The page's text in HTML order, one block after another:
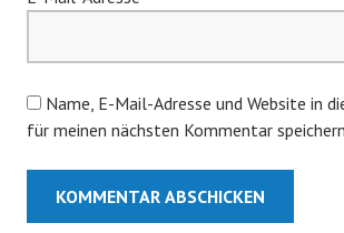
Name, E-Mail-Adresse und Website in
für meinen nächsten Kommentar